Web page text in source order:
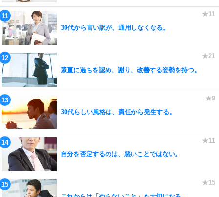
30代から言い訳が、通用しなくなる。
素直に過ちを認め、謝り、改善する姿勢を持つ。
30代らしい風格は、責任から発生する。
自分を否定するのは、悪いことではない。